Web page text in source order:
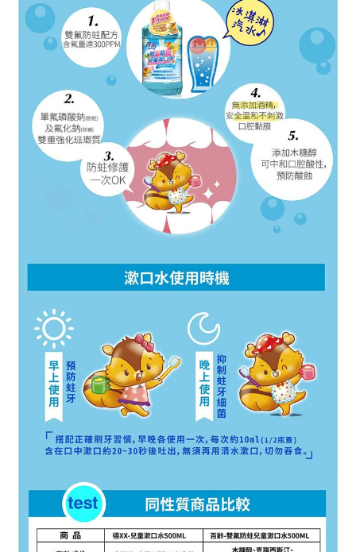
３．未成年的使用者請事先徵得法定代理人或監護人之同意方可使用
「AFTEE先享後付」，若未經同意申辦者引起之損失，本公司不負相關責
任。
４．使用「AFTEE先享後付」時，將依據個別帳號之用戶狀況，依本公司即
時審查核予不同之上限額度；若仍有額度不足之情形，本公司將視審查結果
請求用戶進行身份認證。
５．嚴禁一人註冊多個帳號或使用他人資訊註冊。若發現惡意使用之情形，
恩沛科技股份有限公司將有權停止該用戶之使用額度並採取法律行動。